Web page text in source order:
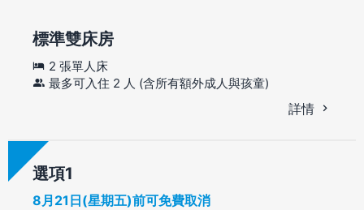
標準雙床房
2 張單人床
最多可入住 2 人 (含所有額外成人與孩童)
詳情
選項
8月21日(星期五)前可免費取消